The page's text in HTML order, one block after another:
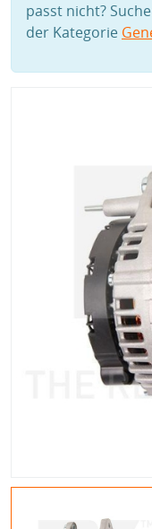
passt nicht?
der Kategorie